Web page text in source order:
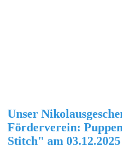
Unser
Förderverein:
Stitch" am